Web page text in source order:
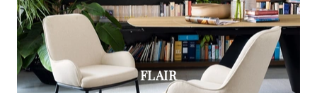
FLAIR